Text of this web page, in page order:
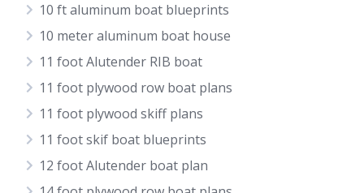
10 ft aluminum boat blueprints
10 meter aluminum boat house
11 foot Alutender RIB boat
11 foot plywood row boat plans
11 foot plywood skiff plans
11 foot skif boat blueprints
12 foot Alutender boat plan